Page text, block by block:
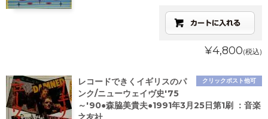
¥4,800(税込)
クリックポスト他可
レコードできくイギリスのパ
ンク/ニューウェイヴ史'75
～'90●森脇美貴夫●1991年3月25日第1刷 ：音楽